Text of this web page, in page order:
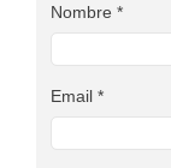
Nombre *
Email *